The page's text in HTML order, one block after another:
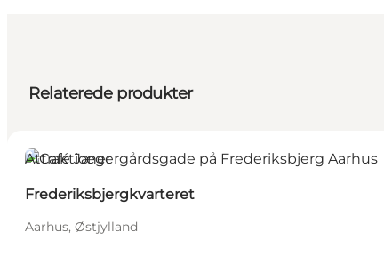
Relaterede produkter
Attraktioner
Frederiksbjergkvarteret
Aarhus, Østjylland